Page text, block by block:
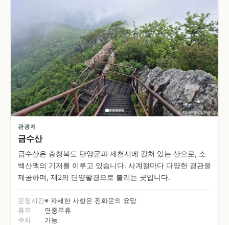
관광지
금수산
금수산은 충청북도 단양군과 제천시에 걸쳐 있는 산으로, 소
백산맥의 기저를 이루고 있습니다. 사계절마다 다양한 경관을
제공하며, 제2의 단양팔경으로 불리는 곳입니다.
운영시간※ 자세한 사항은 전화문의 요망
휴무
연중무휴
주차
가능